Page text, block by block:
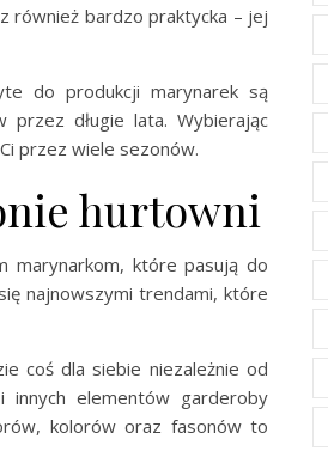
również bardzo praktycka – jej
do produkcji marynarek są
przez długie lata. Wybierając
przez wiele sezonów.
hurtowni
marynarkom, które pasują do
najnowszymi trendami, które
coś dla siebie niezależnie od
innych elementów garderoby
kolorów oraz fasonów to